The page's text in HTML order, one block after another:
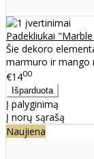
Padekliukai
Šie dekoro
marmuro ir mango
€1400
Į palyginimą
Į norų sąrašą
Naujiena